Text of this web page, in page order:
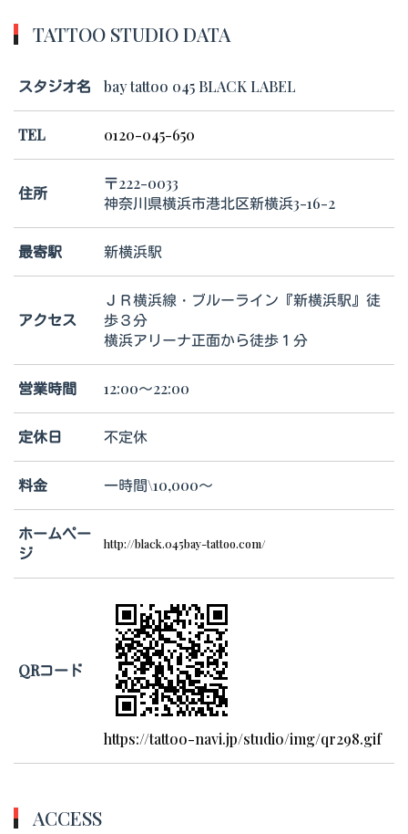
TATTOO STUDIO DATA
スタジオ名 bay tattoo 045 BLACK LABEL
TEL 0120-045-650
住所
〒222-0033
神奈川県横浜市港北区新横浜3-16-2
最寄駅 新横浜駅
アクセス
ＪＲ横浜線・ブルーライン『新横浜駅』徒
歩３分
横浜アリーナ正面から徒歩１分
営業時間 12:00～22:00
定休日 不定休
料金 一時間\10,000～
ホームペー
ジ
http://black.045bay-tattoo.com/
QRコード
https://tattoo-navi.jp/studio/img/qr298.gif
ACCESS